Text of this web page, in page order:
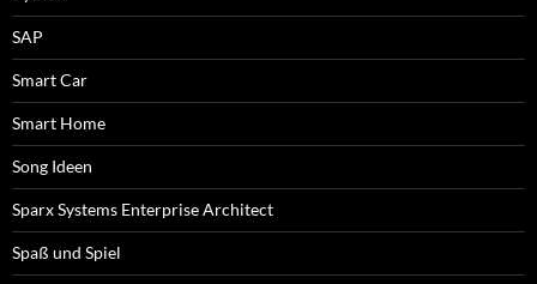
SAP
Smart Car
Smart Home
Song Ideen
Sparx Systems Enterprise Architect
Spaß und Spiel